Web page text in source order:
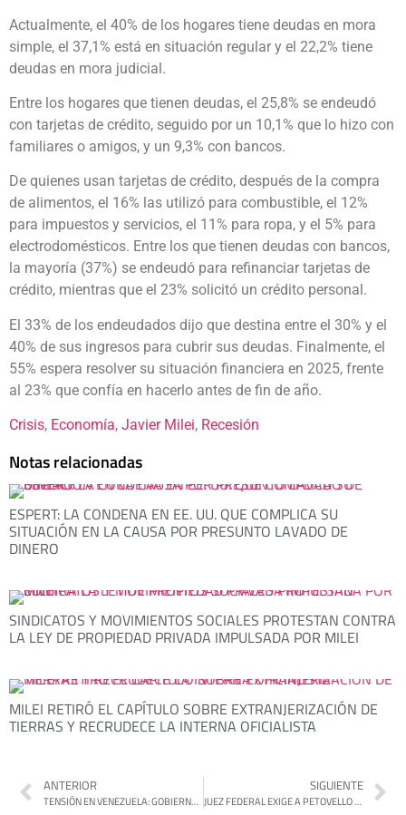
Actualmente, el 40% de los hogares tiene deudas en mora
simple, el 37,1% está en situación regular y el 22,2% tiene
deudas en mora judicial.
Entre los hogares que tienen deudas, el 25,8% se endeudó
con tarjetas de crédito, seguido por un 10,1% que lo hizo con
familiares o amigos, y un 9,3% con bancos.
De quienes usan tarjetas de crédito, después de la compra
de alimentos, el 16% las utilizó para combustible, el 12%
para impuestos y servicios, el 11% para ropa, y el 5% para
electrodomésticos. Entre los que tienen deudas con bancos,
la mayoría (37%) se endeudó para refinanciar tarjetas de
crédito, mientras que el 23% solicitó un crédito personal.
El 33% de los endeudados dijo que destina entre el 30% y el
40% de sus ingresos para cubrir sus deudas. Finalmente, el
55% espera resolver su situación financiera en 2025, frente
al 23% que confía en hacerlo antes de fin de año.
Crisis, Economía, Javier Milei, Recesión
Notas relacionadas
ESPERT: LA CONDENA EN EE. UU. QUE COMPLICA SU
SITUACIÓN EN LA CAUSA POR PRESUNTO LAVADO DE
DINERO
SINDICATOS Y MOVIMIENTOS SOCIALES PROTESTAN CONTRA
LA LEY DE PROPIEDAD PRIVADA IMPULSADA POR MILEI
MILEI RETIRÓ EL CAPÍTULO SOBRE EXTRANJERIZACIÓN DE
TIERRAS Y RECRUDECE LA INTERNA OFICIALISTA
ANTERIOR
TENSIÓN EN VENEZUELA: GOBIERNO DA ULTIMÁTUM A EMBAJADORES DE ARGENTINA Y OTROS PAÍSES
SIGUIENTE
JUEZ FEDERAL EXIGE A PETOVELLO UN INFORME DETALLADO SOBRE DISTRIBUCIÓN DE ALIMENTOS